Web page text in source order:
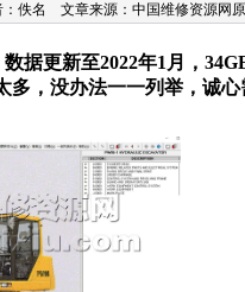
：佚名 文章来源：中国维修资源网
数据更新至2022年1月，
多，没办法一一列举，诚